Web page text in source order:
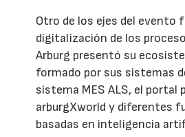
Otro de los ejes del evento
digitalización de los
Arburg presentó su
formado por sus sistemas
sistema MES ALS, el portal
arburgXworld y diferentes
basadas en inteligencia